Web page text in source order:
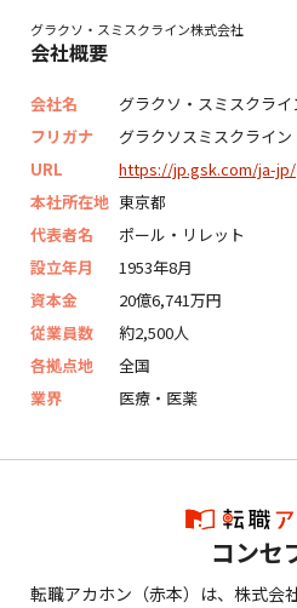
グラクソ・スミスクライン株式会社
会社概要
会社名
グラクソ・スミスクラ
フリガナ
グラクソスミスクライン
URL
https://jp.gsk.com/ja-jp/
本社所在地 東京都
代表者名
ポール・リレット
設立年月
1953年8月
資本金
20億6,741万円
従業員数
約2,500人
各拠点地
全国
業界
医療・医薬
コンセ
転職アカホン（赤本）は、株式会